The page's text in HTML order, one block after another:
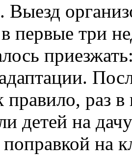
Выезд
первые три
правило, раз
детей на
на